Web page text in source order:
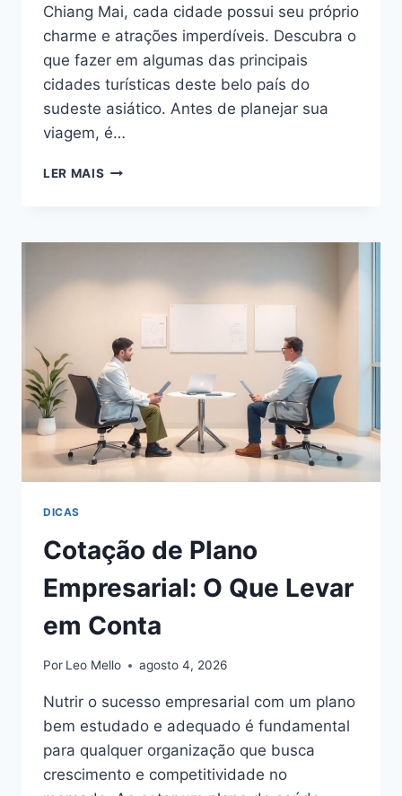
Chiang Mai, cada cidade possui seu próprio
charme e atrações imperdíveis. Descubra o
que fazer em algumas das principais
cidades turísticas deste belo país do
sudeste asiático. Antes de planejar sua
viagem, é…
LER MAIS CONHECENDO
TAILÂNDIA:
QUE
SUAS
PRINCIPAIS
CIDADES
DICAS
Cotação de Plano
Empresarial: O Que Levar
em Conta
Por Leo Mello agosto 4, 2026
Nutrir o sucesso empresarial com um plano
bem estudado e adequado é fundamental
para qualquer organização que busca
crescimento e competitividade no